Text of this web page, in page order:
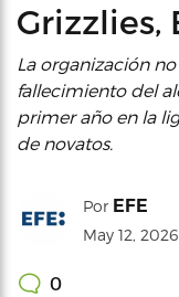
Grizzlies,
La organización
fallecimiento del
primer año en la
de novatos.
Por EFE
May 12, 2026
0